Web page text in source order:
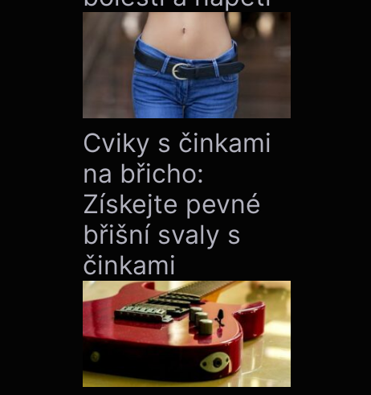
Cviky s činkami
na břicho:
Získejte pevné
břišní svaly s
činkami